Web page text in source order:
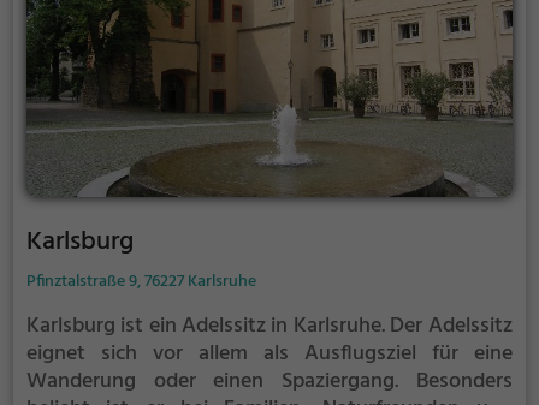
Karlsburg
Pfinztalstraße 9, 76227 Karlsruhe
Karlsburg ist ein Adelssitz in Karlsruhe.Der Adelssitz
eignet sich vor allem als Ausflugsziel für eine
Wanderung oder einen Spaziergang. Besonders